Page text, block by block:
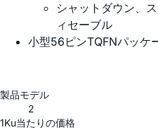
シャットダウン、
ィセーブル
小型56ピンTQFNパッ
製品モデル
2
1Ku当たりの価格